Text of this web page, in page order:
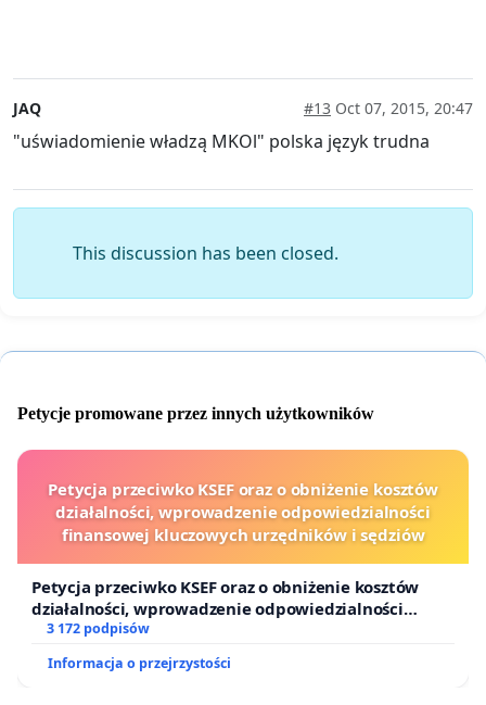
JAQ #13 Oct 07, 2015, 20:47
"uświadomienie władzą MKOl" polska język trudna
This discussion has been closed.
Petycje promowane przez innych użytkowników
Petycja przeciwko KSEF oraz o obniżenie kosztów
działalności, wprowadzenie odpowiedzialności
finansowej kluczowych urzędników i sędziów
Petycja przeciwko KSEF oraz o obniżenie kosztów
działalności, wprowadzenie odpowiedzialności
finansowej kluczowych urzędników i sędziów
3 172 podpisów
Informacja o przejrzystości